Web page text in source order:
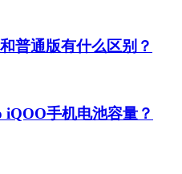
普通版有什么区别？
手机电池容量？